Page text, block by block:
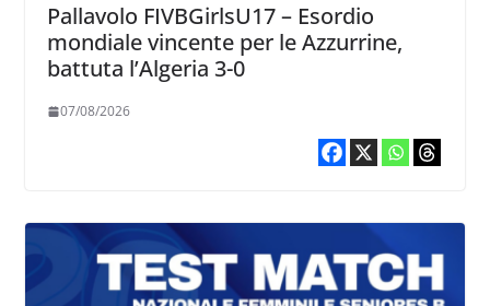
Pallavolo FIVBGirlsU17 – Esordio
mondiale vincente per le Azzurrine,
battuta l’Algeria 3-0
07/08/2026